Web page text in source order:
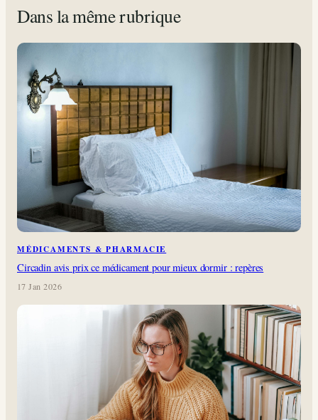
Dans la même rubrique
MÉDICAMENTS & PHARMACIE
Circadin avis prix ce médicament pour mieux dormir : repères
17 Jan 2026